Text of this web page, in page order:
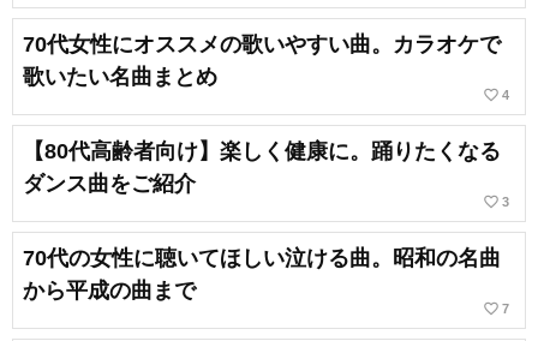
70代女性にオススメの歌いやすい曲。カラオケで
歌いたい名曲まとめ
favorite_border 4
【80代高齢者向け】楽しく健康に。踊りたくなる
ダンス曲をご紹介
favorite_border 3
70代の女性に聴いてほしい泣ける曲。昭和の名曲
から平成の曲まで
favorite_border 7